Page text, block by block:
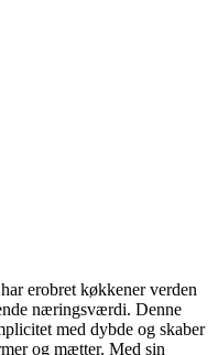
erobret køkkener verden
næringsværdi. Denne
med dybde og skaber
og mætter. Med sin